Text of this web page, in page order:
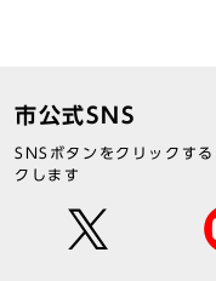
市公式SNS
SNSボタンをクリックす
クします